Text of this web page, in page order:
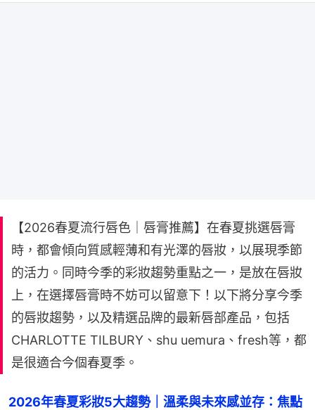
【2026春夏流行唇色｜唇膏推薦】在春夏挑選唇膏
時，都會傾向質感輕薄和有光澤的唇妝，以展現季節
的活力。同時今季的彩妝趨勢重點之一，是放在唇妝
上，在選擇唇膏時不妨可以留意下！以下將分享今季
的唇妝趨勢，以及精選品牌的最新唇部產品，包括
CHARLOTTE TILBURY、shu uemura、fresh等，都
是很適合今個春夏季。
2026年春夏彩妝5大趨勢｜溫柔與未來感並存：焦點